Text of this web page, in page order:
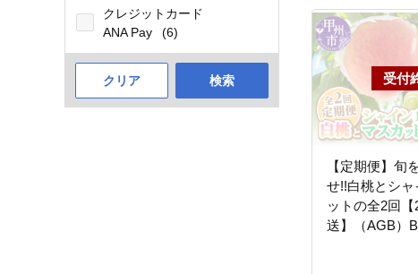
クレジットカード
ANA Pay
(6)
クリア 検索
【定期便】旬
せ!!白桃とシャ
ットの全2回【
送】（AGB）